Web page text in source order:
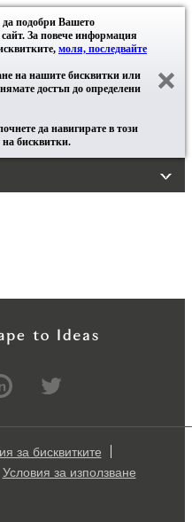
да подобри Вашето
За повече информация
моля, последвайте
на нашите бисквитки или
достъп до определени
да навигирате в този
на бисквитки.
за бисквитките
Условия за използване